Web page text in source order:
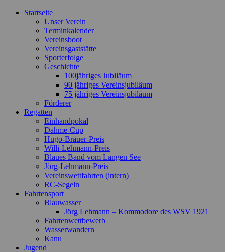
Startseite
Unser Verein
Terminkalender
Vereinsboot
Vereinsgaststätte
Sporterfolge
Geschichte
100jähriges Jubiläum
90 jähriges Vereinsjubiläum
75 jähriges Vereinsjubiläum
Förderer
Regatten
Einhandpokal
Dahme-Cup
Hugo-Bräuer-Preis
Willi-Lehmann-Preis
Blaues Band vom Langen See
Jörg-Lehmann-Preis
Vereinswettfahrten (intern)
RC-Segeln
Fahrtensport
Blauwasser
Jörg Lehmann – Kommodore des WSV 1921
Fahrtenwettbewerb
Wasserwandern
Kanu
Jugend